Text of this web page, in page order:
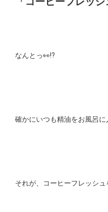
なんとっ👀⁉️
確かにいつも精油をお風呂
それが、コーヒーフレッシ